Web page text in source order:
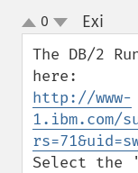
up
down
0 Exi
The DB/2
http://www-
1.ibm.com/
Select the